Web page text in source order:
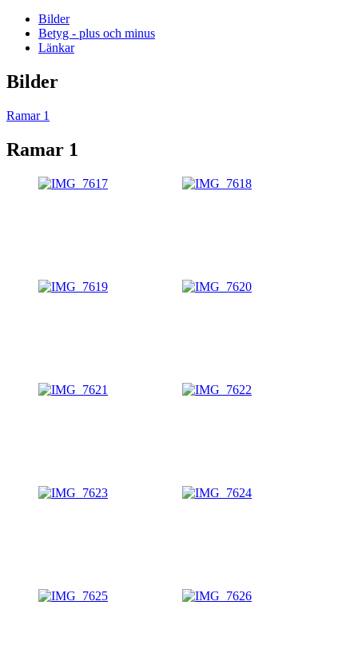
Bilder
Betyg - plus och minus
Länkar
Bilder
Ramar 1
Ramar 1